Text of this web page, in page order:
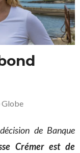
Globe
de Banque
Crémer est de